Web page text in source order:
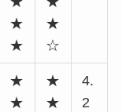
★
★
★
☆
★
★
★
★
4.
2